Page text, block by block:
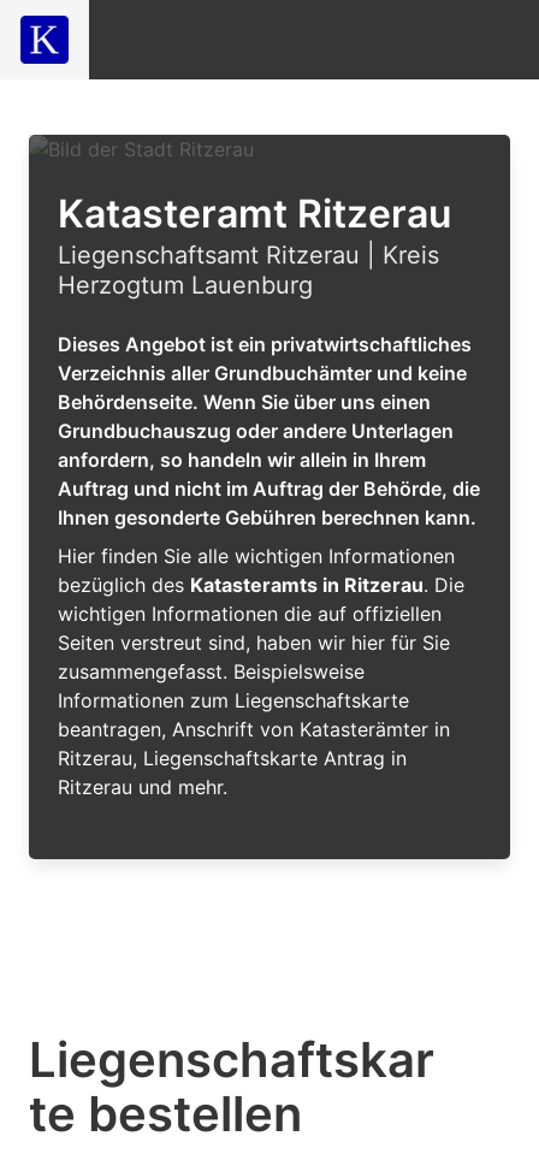
Katasteramt Ritzerau
Liegenschaftsamt Ritzerau | Kreis
Herzogtum Lauenburg
Dieses Angebot ist ein privatwirtschaftliches
Verzeichnis aller Grundbuchämter und keine
Behördenseite. Wenn Sie über uns einen
Grundbuchauszug oder andere Unterlagen
anfordern, so handeln wir allein in Ihrem
Auftrag und nicht im Auftrag der Behörde, die
Ihnen gesonderte Gebühren berechnen kann.
Hier finden Sie alle wichtigen Informationen
bezüglich des Katasteramts in Ritzerau. Die
wichtigen Informationen die auf offiziellen
Seiten verstreut sind, haben wir hier für Sie
zusammengefasst. Beispielsweise
Informationen zum Liegenschaftskarte
beantragen, Anschrift von Katasterämter in
Ritzerau, Liegenschaftskarte Antrag in
Ritzerau und mehr.
Liegenschaftskar
te bestellen